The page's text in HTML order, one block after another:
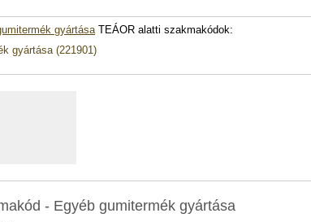
gyártásaTEÁOR alatti szakmakódok:
gyártása (221901)
- Egyéb gumitermék gyártása